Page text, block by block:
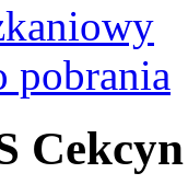
pobrania
Cekcyn